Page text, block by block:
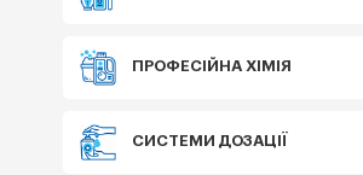
ПРОФЕСІЙНА ХІМІЯ
СИСТЕМИ ДОЗАЦІЇ